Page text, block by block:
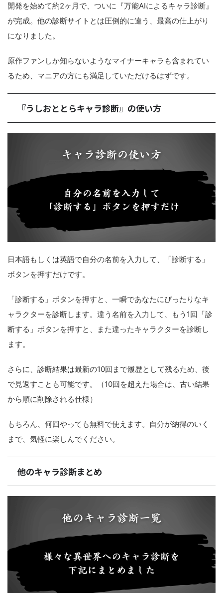
開発を始めて約2ヶ月で、ついに『万能AIによるキャラ診断』
が完成。他の診断サイトとは圧倒的に違う、最高の仕上がり
になりました。
原作ファンしか知らないようなマイナーキャラも含まれてい
るため、マニアの方にも満足していただけるはずです。
『うしおととらキャラ診断』の使い方
日本語もしくは英語で自分の名前を入力して、「診断する」
ボタンを押すだけです。
「診断する」ボタンを押すと、一瞬であなたにぴったりなキ
ャラクターを診断します。違う名前を入力して、もう1回「診
断する」ボタンを押すと、また違ったキャラクターを診断し
ます。
さらに、診断結果は最新の10回まで履歴として残るため、後
で見返すことも可能です。（10回を超えた場合は、古い結果
から順に削除される仕様）
もちろん、何回やっても無料で使えます。自分が納得のいく
まで、気軽に楽しんでください。
他のキャラ診断まとめ